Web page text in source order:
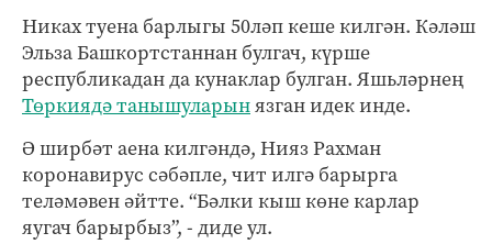
Никах туена барлыгы 50ләп кеше килгән. Кәләш
Эльза Башкортстаннан булгач, күрше
республикадан да кунаклар булган. Яшьләрнең
Төркиядә танышуларынязган идек инде.
Ә ширбәт аена килгәндә, Нияз Рахман
коронавирус сәбәпле, чит илгә барырга
теләмәвен әйтте. “Бәлки кыш көне карлар
яугач барырбыз”, - диде ул.